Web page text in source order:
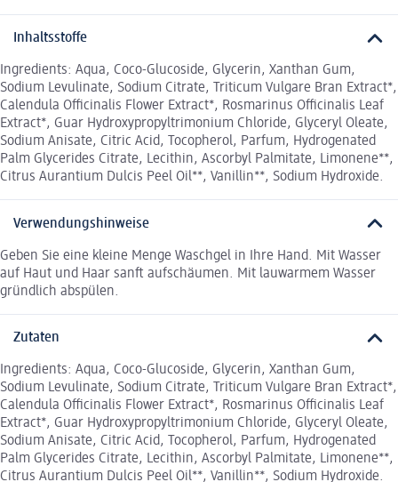
Inhaltsstoffe
Ingredients: Aqua, Coco-Glucoside, Glycerin, Xanthan Gum,
Sodium Levulinate, Sodium Citrate, Triticum Vulgare Bran Extract*,
Calendula Officinalis Flower Extract*, Rosmarinus Officinalis Leaf
Extract*, Guar Hydroxypropyltrimonium Chloride, Glyceryl Oleate,
Sodium Anisate, Citric Acid, Tocopherol, Parfum, Hydrogenated
Palm Glycerides Citrate, Lecithin, Ascorbyl Palmitate, Limonene**,
Citrus Aurantium Dulcis Peel Oil**, Vanillin**, Sodium Hydroxide.
Verwendungshinweise
Geben Sie eine kleine Menge Waschgel in Ihre Hand. Mit Wasser
auf Haut und Haar sanft aufschäumen. Mit lauwarmem Wasser
gründlich abspülen.
Zutaten
Ingredients: Aqua, Coco-Glucoside, Glycerin, Xanthan Gum,
Sodium Levulinate, Sodium Citrate, Triticum Vulgare Bran Extract*,
Calendula Officinalis Flower Extract*, Rosmarinus Officinalis Leaf
Extract*, Guar Hydroxypropyltrimonium Chloride, Glyceryl Oleate,
Sodium Anisate, Citric Acid, Tocopherol, Parfum, Hydrogenated
Palm Glycerides Citrate, Lecithin, Ascorbyl Palmitate, Limonene**,
Citrus Aurantium Dulcis Peel Oil**, Vanillin**, Sodium Hydroxide.